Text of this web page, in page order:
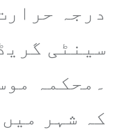
سینٹی
۔محکمہ
کہ شہر